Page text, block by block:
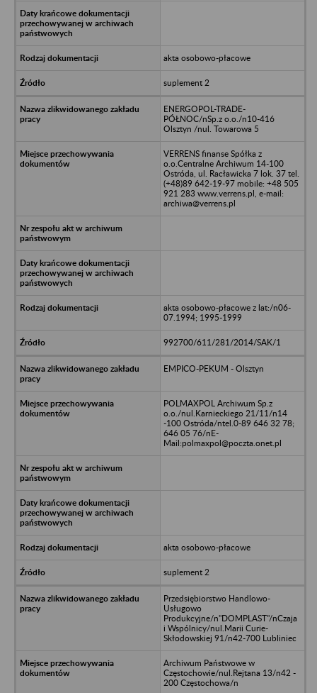
akta osobowo-płacowe
suplement 2
ENERGOPOL-TRADE-
PÓŁNOC/nSp.z o.o./n10-416
Olsztyn /nul. Towarowa 5
VERRENS finanse Spółka z
o.o.Centralne Archiwum 14-100
Ostróda, ul. Racławicka 7 lok. 37 tel.
(+48)89 642-19-97 mobile: +48 505
921 283 www.verrens.pl, e-mail:
archiwa@verrens.pl
akta osobowo-płacowe z lat:/n06-
07.1994; 1995-1999
992700/611/281/2014/SAK/1
EMPICO-PEKUM - Olsztyn
POLMAXPOL Archiwum Sp.z
o.o./nul.Karnieckiego 21/11/n14
-100 Ostróda/ntel.0-89 646 32 78;
646 05 76/nE-
Mail:polmaxpol@poczta.onet.pl
akta osobowo-płacowe
suplement 2
Przedsiębiorstwo Handlowo-
Usługowo
Produkcyjne/n"DOMPLAST"/nCzaja
i Wspólnicy/nul.Marii Curie-
Skłodowskiej 91/n42-700 Lubliniec
Archiwum Państwowe w
Częstochowie/nul.Rejtana 13/n42 -
200 Częstochowa/n